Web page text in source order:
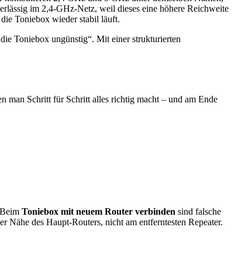
im 2,4-GHz-Netz, weil dieses eine höhere Reichweite
Toniebox wieder stabil läuft.
Toniebox ungünstig“. Mit einer strukturierten
man Schritt für Schritt alles richtig macht – und am Ende
Toniebox mit neuem Router verbinden sind falsche
des Haupt-Routers, nicht am entferntesten Repeater.